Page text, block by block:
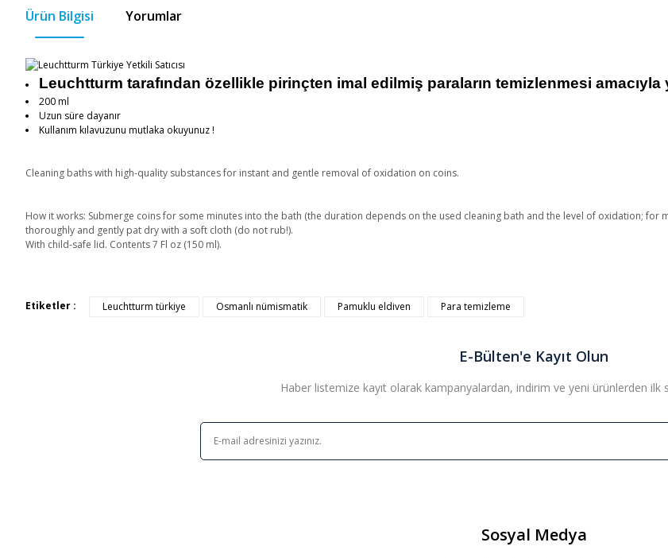
Ürün Bilgisi Yorumlar
Leuchtturm tarafından özellikle pirinçten imal edilmiş paraların temizlenmesi amacıyla
200 ml
Uzun süre dayanır
Kullanım kılavuzunu mutlaka okuyunuz !
Cleaning baths with high-quality substances for instant and gentle removal of oxidation on coins.
How it works: Submerge coins for some minutes into the bath (the duration depends on the used cleaning bath and the level of oxidation;
thoroughly and gently pat dry with a soft cloth (do not rub!).
With child-safe lid. Contents 7 Fl oz (150 ml).
Etiketler : Leuchtturm türkiye Osmanlı nümismatik Pamuklu eldiven Para temizleme
E-Bülten'e Kayıt Olun
Haber listemize kayıt olarak kampanyalardan, indirim ve yeni ürünlerden ilk
Sosyal Medya